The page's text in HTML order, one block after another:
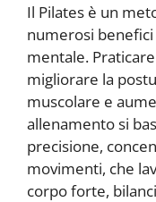
Il Pilates è un
numerosi
mentale.
migliorare la
muscolare e
allenamento si
precisione,
movimenti, che
corpo forte,